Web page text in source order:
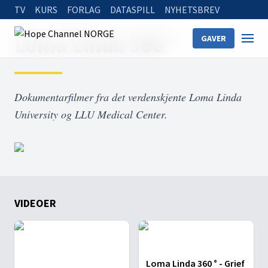
TV KURS FORLAG DATASPILL NYHETSBREV
GAVER
Home
Loma Linda 360 °
Dokumentarfilmer fra det verdenskjente Loma Linda
University og LLU Medical Center.
VIDEOER
Loma Linda 360 ° - Grief